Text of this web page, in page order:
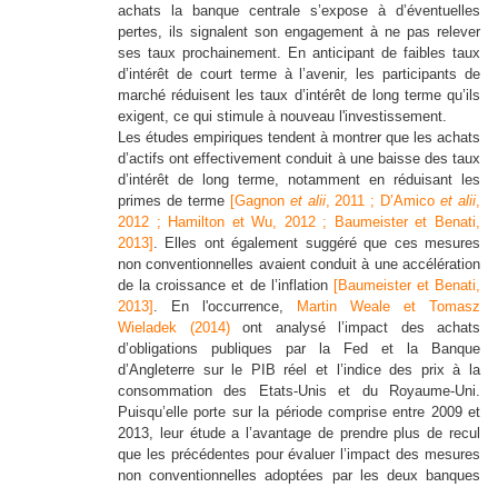
achats la banque centrale s’expose à d’éventuelles
pertes, ils signalent son engagement à ne pas relever
ses taux prochainement. En anticipant de faibles taux
d’intérêt de court terme à l’avenir, les participants de
marché réduisent les taux d’intérêt de long terme qu’ils
exigent, ce qui stimule à nouveau l'investissement.
Les études empiriques tendent à montrer que les achats
d’actifs ont effectivement conduit à une baisse des taux
d’intérêt de long terme, notamment en réduisant les
primes de terme [Gagnon et alii, 2011 ; D’Amicoet alii,
2012 ; Hamilton et Wu, 2012 ;
Baumeister et Benati,
2013] . Elles ont également suggéré que ces mesures
non conventionnelles avaient conduit à une accélération
de la croissance et de l’inflation [Baumeister et Benati,
2013] . En l'occurrence,
Martin Weale et Tomasz
Wieladek (2014)ont analysé l’impact des achats
d’obligations publiques par la Fed et la Banque
d’Angleterre sur le PIB réel et l’indice des prix à la
consommation des Etats-Unis et du Royaume-Uni.
Puisqu’elle porte sur la période comprise entre 2009 et
2013, leur étude a l’avantage de prendre plus de recul
que les précédentes pour évaluer l’impact des mesures
non conventionnelles adoptées par les deux banques